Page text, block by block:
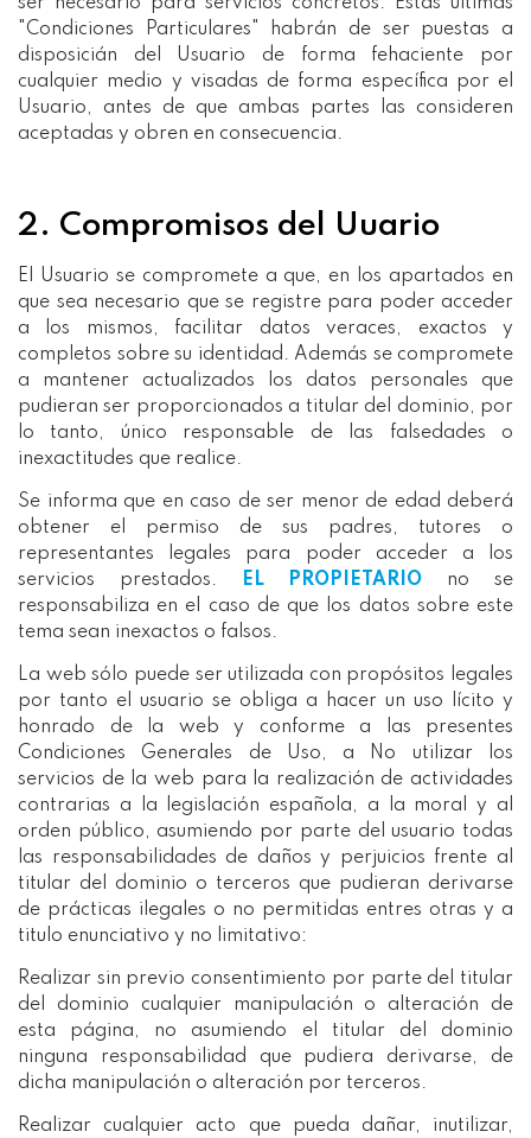
ser necesario para servicios concretos. Estas últimas
"Condiciones Particulares" habrán de ser puestas a
disposicián del Usuario de forma fehaciente por
cualquier medio y visadas de forma específica por el
Usuario, antes de que ambas partes las consideren
aceptadas y obren en consecuencia.
2. Compromisos del Uuario
El Usuario se compromete a que, en los apartados en
que sea necesario que se registre para poder acceder
a los mismos, facilitar datos veraces, exactos y
completos sobre su identidad. Además se compromete
a mantener actualizados los datos personales que
pudieran ser proporcionados a titular del dominio, por
lo tanto, único responsable de las falsedades o
inexactitudes que realice.
Se informa que en caso de ser menor de edad deberá
obtener el permiso de sus padres, tutores o
representantes legales para poder acceder a los
servicios prestados.
EL PROPIETARIO no se
responsabiliza en el caso de que los datos sobre este
tema sean inexactos o falsos.
La web sólo puede ser utilizada con propósitos legales
por tanto el usuario se obliga a hacer un uso lícito y
honrado de la web y conforme a las presentes
Condiciones Generales de Uso, a No utilizar los
servicios de la web para la realización de actividades
contrarias a la legislación española, a la moral y al
orden público, asumiendo por parte del usuario todas
las responsabilidades de daños y perjuicios frente al
titular del dominio o terceros que pudieran derivarse
de prácticas ilegales o no permitidas entres otras y a
titulo enunciativo y no limitativo:
Realizar sin previo consentimiento por parte del titular
del dominio cualquier manipulación o alteración de
esta página, no asumiendo el titular del dominio
ninguna responsabilidad que pudiera derivarse, de
dicha manipulación o alteración por terceros.
Realizar cualquier acto que pueda dañar, inutilizar,